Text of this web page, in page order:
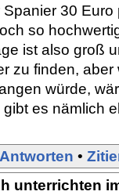
30
so
ist also groß
zu finden,
würde,
es nämlich
Antworten •
unterrichten